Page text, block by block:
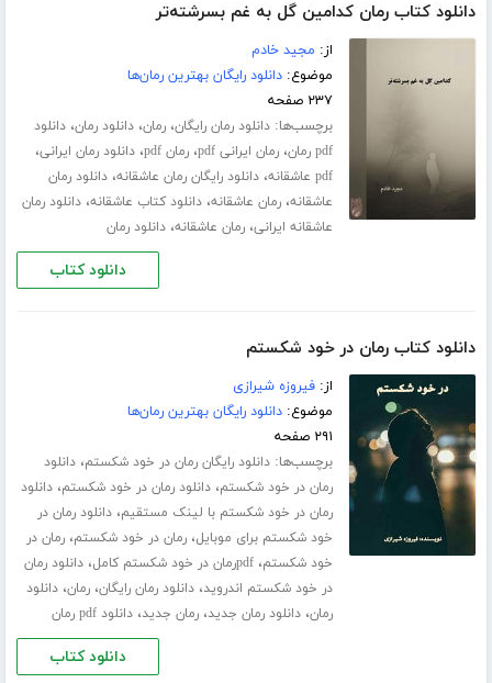
دانلود کتاب رمان کدامین گل به غم بسرشته‌تر
از: مجید خادم
موضوع:دانلود رایگان بهترین رمان‌ها
۲۳۷ صفحه
برچسب‌ها:دانلود رمان رایگان،رمان،دانلود رمان،دانلود
pdf رمان
،رمان ایرانی pdf ،رمان pdf ،دانلود رمان ایرانی،
pdf عاشقانه ،دانلود رایگان رمان عاشقانه،دانلود رمان
عاشقانه،رمان عاشقانه،دانلود کتاب عاشقانه،دانلود رمان
عاشقانه ایرانی،رمان عاشقانه،دانلود رمان
دانلود کتاب
دانلود کتاب رمان در خود شکستم
از:فیروزه شیرازی
موضوع:دانلود رایگان بهترین رمان‌ها
۲۹۱ صفحه
برچسب‌ها:دانلود رایگان رمان در خود شکستم،دانلود
رمان در خود شکستم،دانلود رمان در خود شکستم،دانلود
رمان در خود شکستم با لینک مستقیم،دانلود رمان در
خود شکستم برای موبایل،رمان در خود شکستم،رمان در
خود شکستم،pdfرمان در خود شکستم کامل ،دانلود رمان
در خود شکستم اندروید،دانلود رمان رایگان،رمان،دانلود
رمان،دانلود رمان جدید،رمان جدید،دانلود pdf رمان
دانلود کتاب